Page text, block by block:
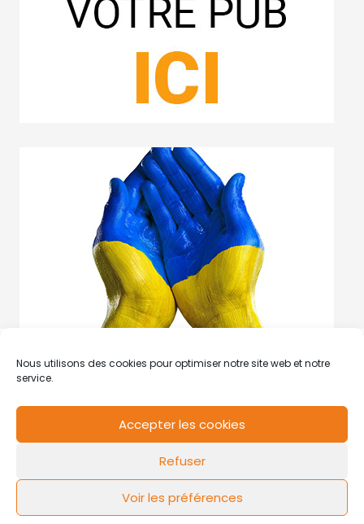
Nous utilisons des cookies pour optimiser notre site web et notre
service.
Accepter les cookies
Refuser
Voir les préférences
Mentions légales Politique de cookies
FLOW44